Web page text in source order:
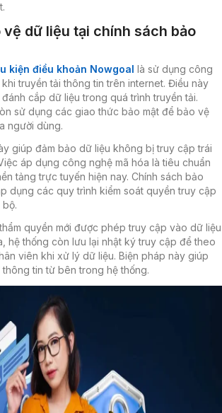
vệ dữ liệu tại chính sách bảo
kiện điều khoản Nowgoal là sử dụng công
truyền tải thông tin trên internet. Điều này
cắp dữ liệu trong quá trình truyền tải.
sử dụng các giao thức bảo mật để bảo vệ
người dùng.
giúp đảm bảo dữ liệu không bị truy cập trái
áp dụng công nghệ mã hóa là tiêu chuẩn
tảng trực tuyến hiện nay. Chính sách bảo
dụng các quy trình kiểm soát quyền truy cập
quyền mới được phép truy cập vào dữ liệu
hệ thống còn lưu lại nhật ký truy cập để theo
viên khi xử lý dữ liệu. Biện pháp này giúp
tin từ bên trong hệ thống.